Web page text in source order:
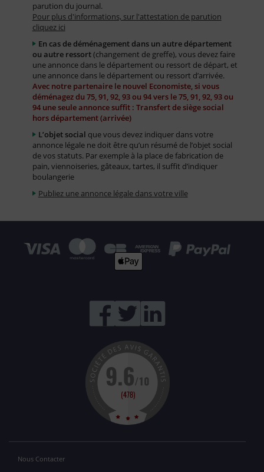
parution du journal.
Pour plus d'informations, sur l'attestation de parution
cliquez ici
En cas de déménagement dans un autre département
ou autre ressort(changement de greffe), vous devez faire
une annonce dans le département ou ressort de départ, et
une annonce dans le département ou ressort d’arrivée.
Avec notre partenaire le nouvel Economiste, si vous
déménagez du 75, 91, 92, 93 ou 94 vers le 75, 91, 92, 93 ou
94 une seule annonce suffit : Transfert de siège social
hors département (arrivée)
L’objet social que vous devez indiquer dans votre
annonce légale ne doit être qu’un résumé de l’objet social
de vos statuts. Par exemple à la place de fabrication de
pain, viennoiseries, gâteaux, tartes, il suffit d’indiquer
boulangerie
Publiez une annonce légale dans votre ville
Nous Contacter